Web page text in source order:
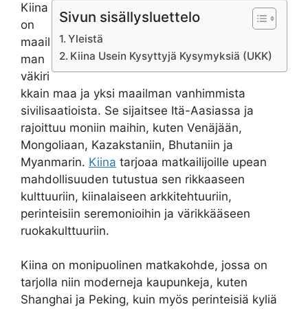
Sivun sisällysluettelo
Yleistä
Kiina Usein Kysyttyjä Kysymyksiä (UKK)
Kiina
on
maail
man
väkiri
kkain maa ja yksi maailman vanhimmista
sivilisaatioista. Se sijaitsee Itä-Aasiassa ja
rajoittuu moniin maihin, kuten Venäjään,
Mongoliaan, Kazakstaniin, Bhutaniin ja
Myanmarin. Kiina tarjoaa matkailijoille upean
mahdollisuuden tutustua sen rikkaaseen
kulttuuriin, kiinalaiseen arkkitehtuuriin,
perinteisiin seremonioihin ja värikkääseen
ruokakulttuuriin.
Kiina on monipuolinen matkakohde, jossa on
tarjolla niin moderneja kaupunkeja, kuten
Shanghai ja Peking, kuin myös perinteisiä kyliä